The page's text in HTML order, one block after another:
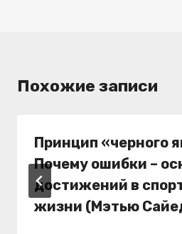
Похожие записи
Принцип «черного
Почему ошибки –
достижений в
жизни (Мэтью